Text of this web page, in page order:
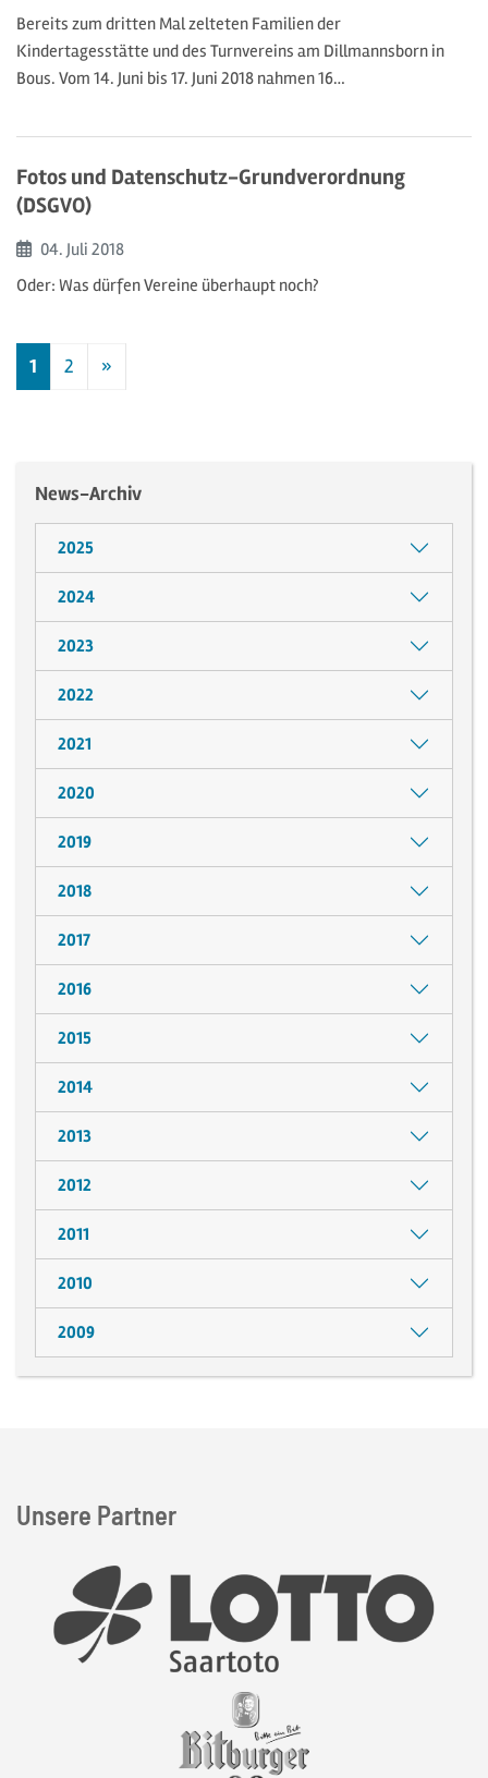
Bereits zum dritten Mal zelteten Familien der
Kindertagesstätte und des Turnvereins am Dillmannsborn in
Bous. Vom 14. Juni bis 17. Juni 2018 nahmen 16…
Fotos und Datenschutz-Grundverordnung
(DSGVO)
Beginn:
04. Juli 2018
Oder: Was dürfen Vereine überhaupt noch?
1 2 »Nächste
News-Archiv
2025
2024
2023
2022
2021
2020
2019
2018
2017
2016
2015
2014
2013
2012
2011
2010
2009
Unsere Partner